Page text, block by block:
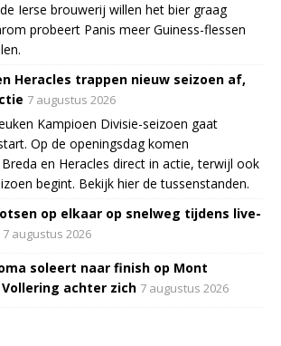
Ierse brouwerij willen het bier graag
probeert Panis meer Guiness-flessen
Heracles trappen nieuw seizoen af,
7 augustus 2026
Kampioen Divisie-seizoen gaat
Op de openingsdag komen
en Heracles direct in actie, terwijl ook
begint. Bekijk hier de tussenstanden.
op elkaar op snelweg tijdens live-
7 augustus 2026
soleert naar finish op Mont
achter zich 7 augustus 2026